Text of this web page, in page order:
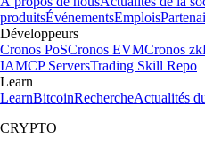
produitsÉvénementsEmplois
Développeurs
Cronos PoSCronos EVMCronos
IAMCP ServersTrading Skill Repo
Learn
LearnBitcoinRechercheActualités
CRYPTO